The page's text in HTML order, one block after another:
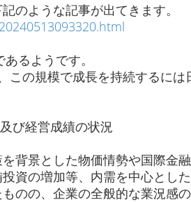
のような記事が出てきます。
るようです。
の規模で成長を持続するには
び経営成績の状況
背景とした物価情勢や国際金
資の増加等、内需を中心とし
のの、企業の全般的な業況感